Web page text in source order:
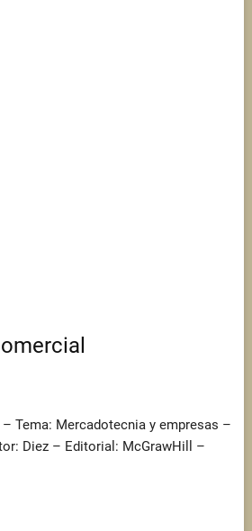
– Tema: Mercadotecnia y empresas –
Diez – Editorial: McGrawHill –